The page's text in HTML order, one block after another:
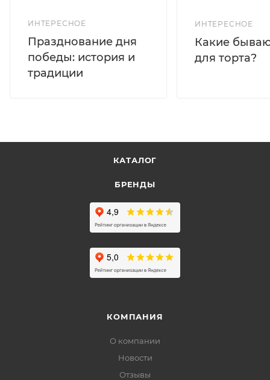
ИНТЕРЕСНОЕ
Празднование дня
победы: история и
традиции
ИНТЕРЕСНОЕ
Какие
для торта?
КАТАЛОГ
БРЕНДЫ
КОМПАНИЯ
О компании
Новости
Отзывы